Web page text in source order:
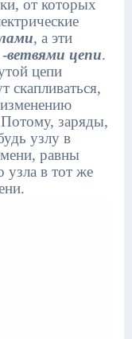
от которых
, а эти
ветвями цепи.
цепи
скапливаться,
заряды,
узлу в
равны
узла в тот же